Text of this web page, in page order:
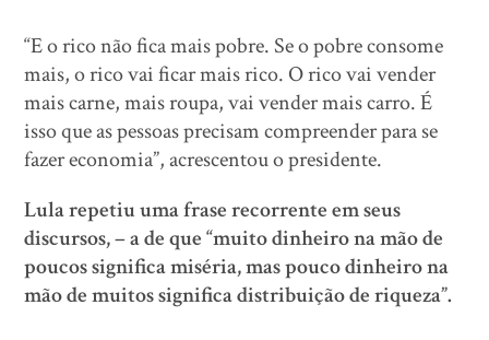
“E o rico não fica mais pobre. Se o pobre consome
mais, o rico vai ficar mais rico. O rico vai vender
mais carne, mais roupa, vai vender mais carro. É
isso que as pessoas precisam compreender para se
fazer economia”, acrescentou o presidente.
Lula repetiu uma frase recorrente em seus
discursos, – a de que “muito dinheiro na mão de
poucos significa miséria, mas pouco dinheiro na
mão de muitos significa distribuição de riqueza”.